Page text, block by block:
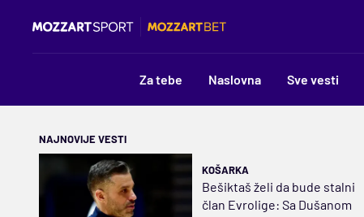
Za tebe Naslovna Sve vesti
NAJNOVIJE VESTI
KOŠARKA
Bešiktaš želi da bude stalni
član Evrolige: Sa Dušanom